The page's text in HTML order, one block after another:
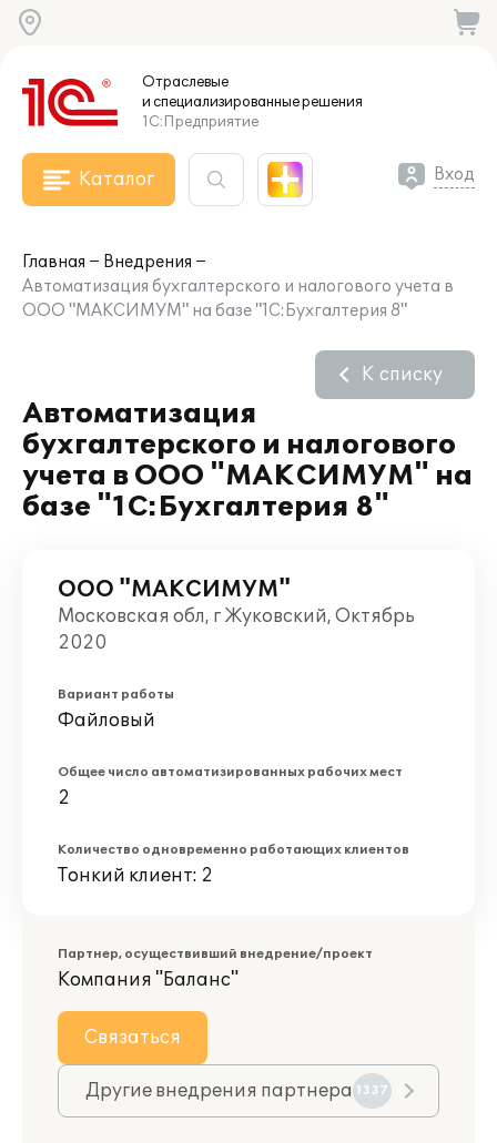
Отраслевые
и специализированныерешения
1С:Предприятие
Каталог Вход
Главная
Внедрения
Автоматизация бухгалтерского и налогового учета в
ООО "МАКСИМУМ" на базе "1С:Бухгалтерия 8"
Автоматизация
бухгалтерского и налогового
учета в ООО "МАКСИМУМ" на
базе "1С:Бухгалтерия 8"
К списку
ООО "МАКСИМУМ"
Московская обл, г Жуковский, Октябрь
2020
Вариант работы
Файловый
Общее число автоматизированных рабочих мест
2
Количество одновременно работающих клиентов
Тонкий клиент: 2
Партнер, осуществивший внедрение/проект
Компания "Баланс"
Связаться
Другие внедрения партнера 1337